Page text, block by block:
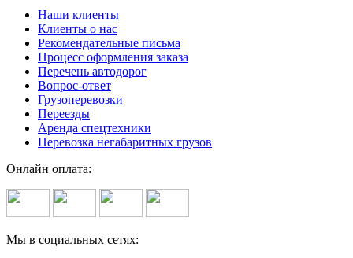
Наши клиенты
Клиенты о нас
Рекомендательные письма
Процесс оформления заказа
Перечень автодорог
Вопрос-ответ
Грузоперевозки
Переезды
Аренда спецтехники
Перевозка негабаритных грузов
Онлайн оплата:
Мы в социальных сетях: